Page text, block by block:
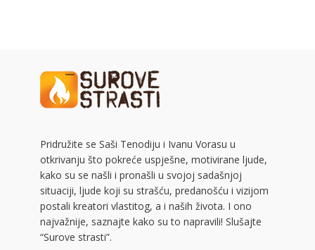
Pridružite se Saši Tenodiju i Ivanu Vorasu u
otkrivanju što pokreće uspješne, motivirane ljude,
kako su se našli i pronašli u svojoj sadašnjoj
situaciji, ljude koji su strašću, predanošću i vizijom
postali kreatori vlastitog, a i naših života. I ono
najvažnije, saznajte kako su to napravili! Slušajte
“Surove strasti”.